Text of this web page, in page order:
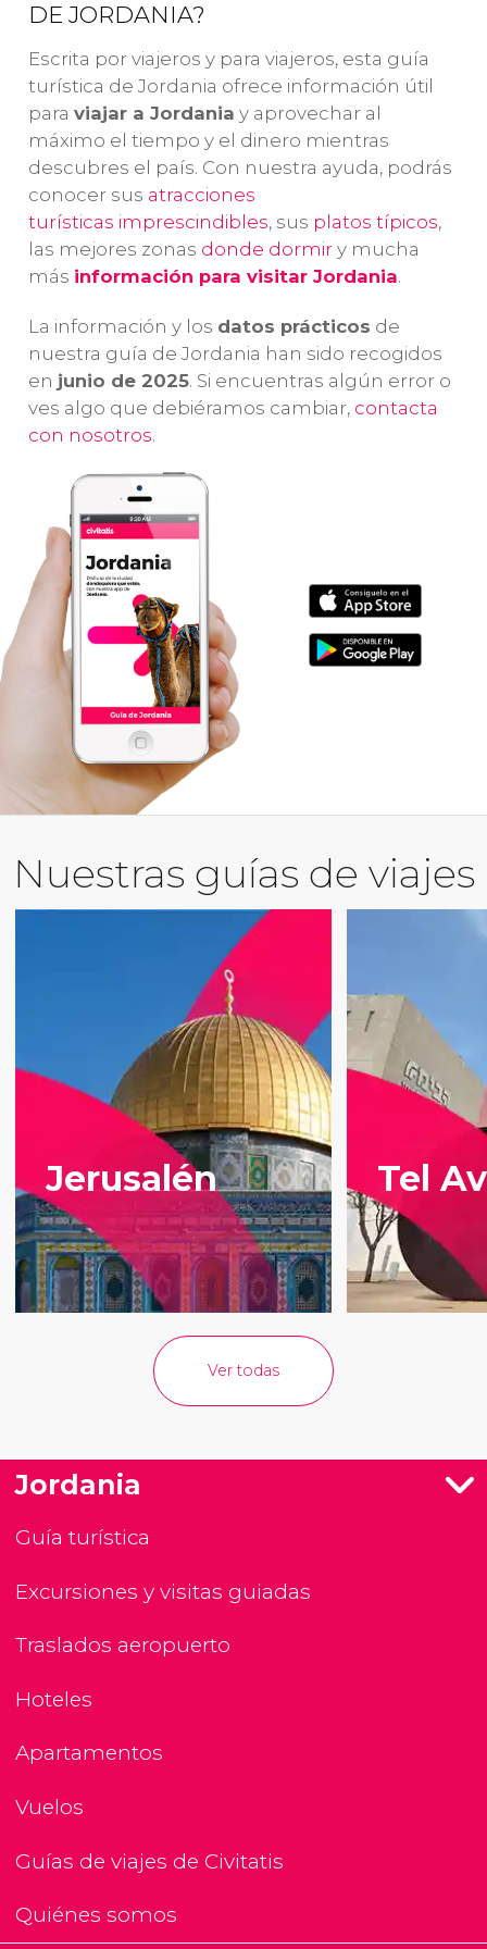
famosos
comoPetra, el
Mar Muerto y el
desierto de
Uadi Rum. ¡Una
ruta que no
olvidaréis!
vosotros.
Veremos joyas
del país como
Amán Petra,
Wadi Rum,
Madaba
Mar Muerto.
DE JORDANIA?
Escrita por viajeros y para viajeros, esta guía
turística de Jordania ofrece información útil
para viajar a Jordania y aprovechar al
máximo el tiempo y el dinero mientras
descubres el país. Con nuestra ayuda, podrás
conocer sus atracciones
turísticas imprescindibles, sus platos típicos,
las mejores zonas donde dormiry mucha
más información para visitar Jordania.
La información y los datos prácticos de
nuestra guía de Jordania han sido recogidos
en junio de 2025. Si encuentras algún error o
ves algo que debiéramos cambiar, contacta
con nosotros.
Nuestras guías de viajes
Jerusalén Tel
Ver todas
Jordania
Guía turística
Excursiones y visitas guiadas
Traslados aeropuerto
Hoteles
Apartamentos
Vuelos
Guías de viajes de Civitatis
Quiénes somos